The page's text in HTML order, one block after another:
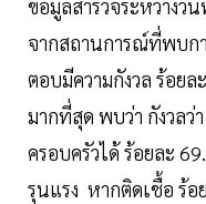
ข้อมูลสำรวจระหว่างวั
จากสถานการณ์ที่พบก
ตอบมีความกังวล ร้อยล
มากที่สุด พบว่า กังวลว่
ครอบครัวได้ ร้อยละ
รุนแรง หากติดเชื้อ ร้